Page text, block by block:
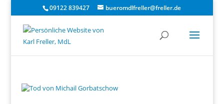
09122 839427 bueromdlfreller@freller.de